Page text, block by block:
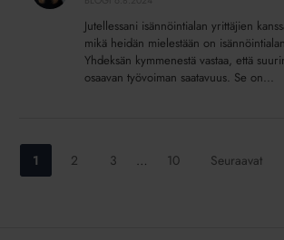
Jutellessani isännöintialan yrittäjien
mikä heidän mielestään on
Yhdeksän kymmenestä vastaa, että
osaavan työvoiman saatavuus. Se on...
Siirry
sivulle:
1
Siirry
2
Siirry
3 …
Siirry
10 Seuraavat